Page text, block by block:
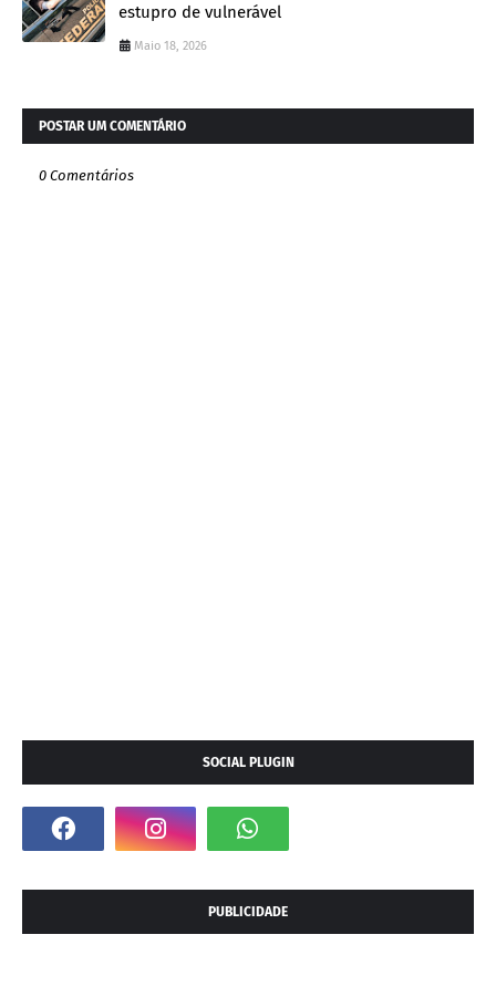
estupro de vulnerável
Maio 18, 2026
POSTAR UM COMENTÁRIO
0 Comentários
SOCIAL PLUGIN
PUBLICIDADE